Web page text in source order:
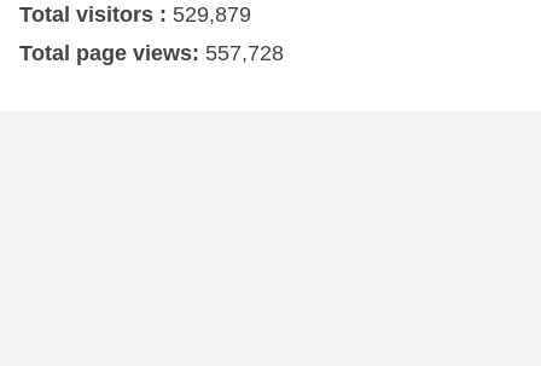
Total visitors : 529,879
Total page views: 557,728